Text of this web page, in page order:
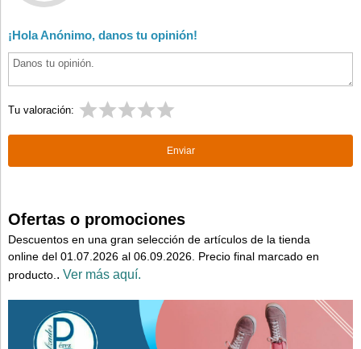
¡Hola Anónimo, danos tu opinión!
Tu valoración:
Ofertas o promociones
Descuentos en una gran selección de artículos de la tienda
online del 01.07.2026 al 06.09.2026. Precio final marcado en
producto. . Ver más aquí.